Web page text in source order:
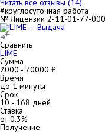
Читать все отзывы (14)
#круглосуточная работа
№ Лицензии 2-11-01-77-
Сравнить
LIME
Сумма
2000 - 70000 ₽
Время
до 1 минуты
Срок
10 - 168 дней
Ставка
от0.3%
Получение: